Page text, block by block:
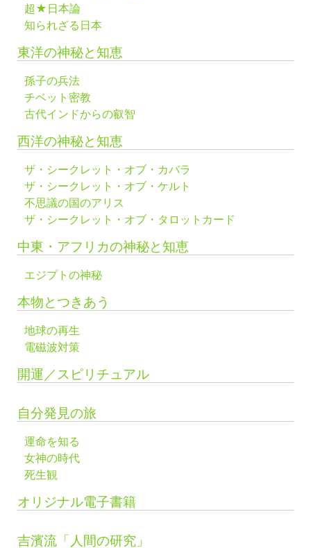
超★日本論
知られざる日本
東洋の神秘と知恵
孫子の兵法
チベット密教
古代インドからの叡智
西洋の神秘と知恵
ザ・シークレット・オブ・カバラ
ザ・シークレット・オブ・ケルト
不思議の国のアリス
ザ・シークレット・オブ・タロットカード
中東・アフリカの神秘と知恵
エジプトの神秘
本物とつきあう
地球の再生
電磁波対策
開運／スピリチュアル
自分発見の旅
運命を知る
女神の時代
死生観
オリジナル電子書籍
吉濱流「人間の研究」